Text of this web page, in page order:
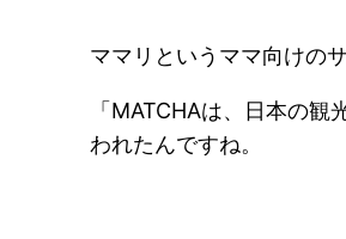
ママリというママ向けの
「MATCHAは、日本の
われたんですね。